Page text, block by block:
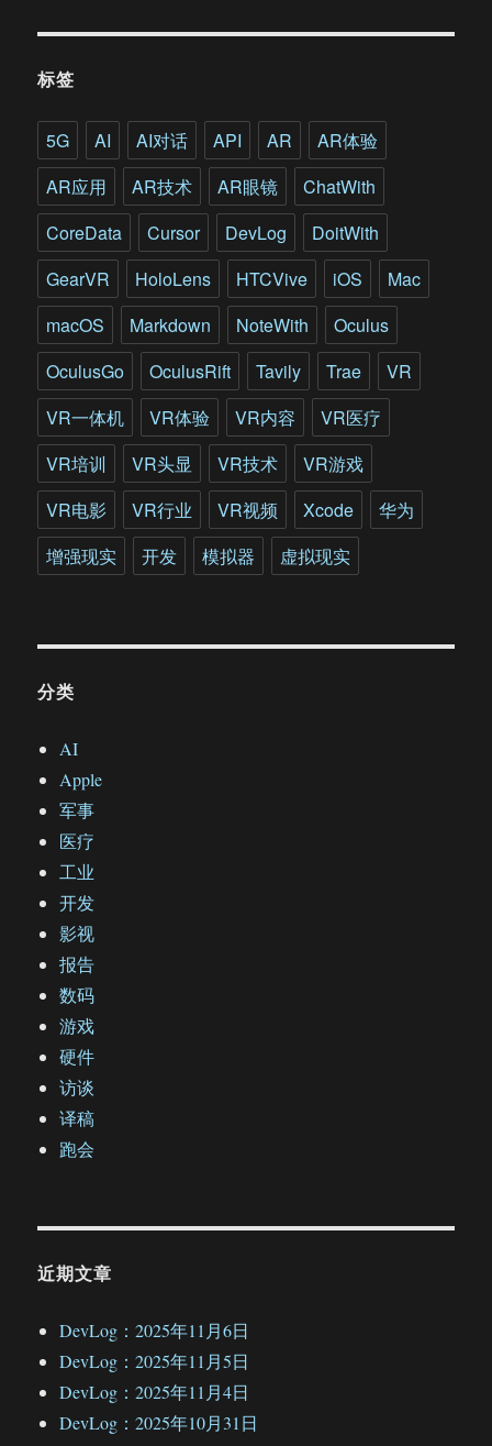
生
化
胁
标签
5G AI AI对话 API AR
AR体验
AR应用
AR技术 AR眼镜
ChatWith
CoreData
Cursor DevLog
DoitWith
GearVR
HoloLens HTCVive iOS
Mac
macOS
Markdown NoteWith
Oculus
OculusGo
OculusRift Tavily Trae
VR
VR一体机
VR体验 VR内容
VR医疗
VR培训
VR头显 VR技术
VR游戏
VR电影
VR行业 VR视频 Xcode
华为
增强现实
开发 模拟器 虚拟现实
分类
AI
Apple
军事
医疗
工业
开发
影视
报告
数码
游戏
硬件
访谈
译稿
跑会
近期文章
DevLog：2025年11月6日
DevLog：2025年11月5日
DevLog：2025年11月4日
DevLog：2025年10月31日